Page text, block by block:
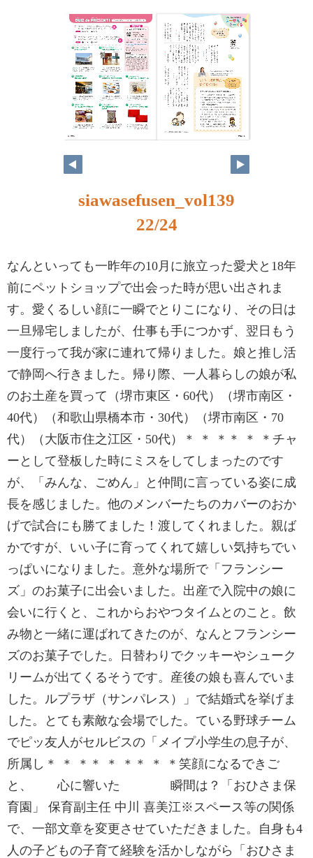
siawasefusen_vol139
22/24
なんといっても一昨年の10月に旅立った愛犬と18年
前にペットショップで出会った時が思い出されま
す。愛くるしい顔に一瞬でとりこになり、その日は
一旦帰宅しましたが、仕事も手につかず、翌日もう
一度行って我が家に連れて帰りました。娘と推し活
で静岡へ行きました。帰り際、一人暮らしの娘が私
のお土産を買って（堺市東区・60代）（堺市南区・
40代）（和歌山県橋本市・30代）（堺市南区・70
代）（大阪市住之江区・50代）＊ ＊ ＊＊ ＊ ＊チャ
ーとして登板した時にミスをしてしまったのです
が、「みんな、ごめん」と仲間に言っている姿に成
長を感じました。他のメンバーたちのカバーのおか
げで試合にも勝てました！渡してくれました。親ば
かですが、いい子に育ってくれて嬉しい気持ちでい
っぱいになりました。意外な場所で「フランシー
ズ」のお菓子に出会いました。出産で入院中の娘に
会いに行くと、これからおやつタイムとのこと。飲
み物と一緒に運ばれてきたのが、なんとフランシー
ズのお菓子でした。日替わりでクッキーやシューク
リームが出てくるそうです。産後の娘も喜んでいま
した。ルプラザ（サンパレス）」で結婚式を挙げま
した。とても素敵な会場でした。ている野球チーム
でピッ友人がセルビスの「メイプ小学生の息子が、
所属し＊ ＊ ＊＊ ＊ ＊＊ ＊ ＊笑顔になるできご
と、 心に響いた 瞬間は？「おひさま保
育園」 保育副主任 中川 喜美江※スペース等の関係
で、一部文章を変更させていただきました。自身も4
人の子どもの子育て経験を活かしながら「おひさま